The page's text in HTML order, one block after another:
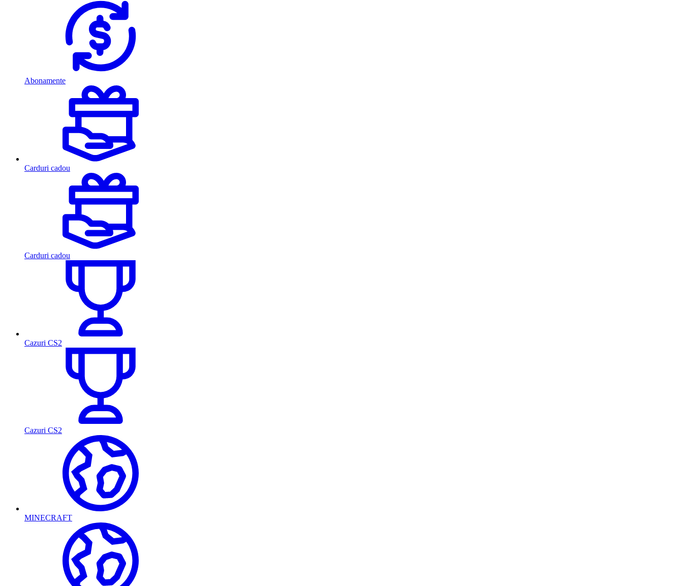
Abonamente
Carduri cadou
Carduri cadou
Cazuri CS2
Cazuri CS2
MINECRAFT